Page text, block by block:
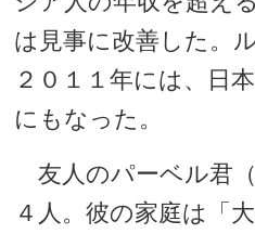
は見事に改善した。
２０１１年には、日
にもなった。
友人のパーベル君
４人。彼の家庭は「